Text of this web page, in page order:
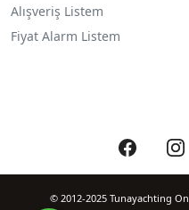
Alışveriş Listem
Fiyat Alarm Listem
© 2012-2025 Tunayachting